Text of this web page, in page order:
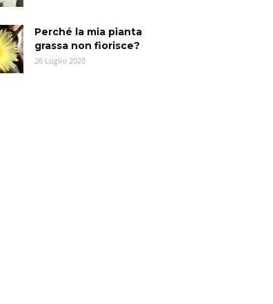
Perché la mia pianta
grassa non fiorisce?
26 Luglio 2020